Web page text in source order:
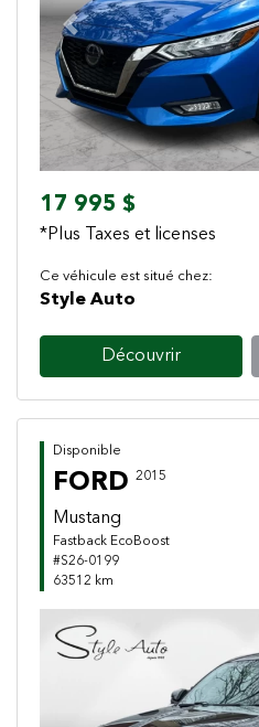
Previous
17 995 $
*Plus Taxes et licenses
Ce véhicule est situé chez:
Style Auto
Découvrir
Disponible
FORD 2015
Mustang
Fastback EcoBoost
#S26-0199
63512 km